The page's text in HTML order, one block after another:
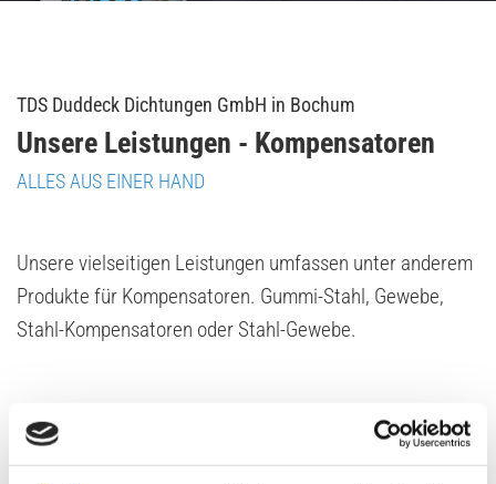
TDS Duddeck Dichtungen GmbH in Bochum
Unsere Leistungen - Kompensatoren
ALLES AUS EINER HAND
Unsere vielseitigen Leistungen umfassen unter anderem
Produkte für Kompensatoren. Gummi-Stahl, Gewebe,
Stahl-Kompensatoren oder Stahl-Gewebe.